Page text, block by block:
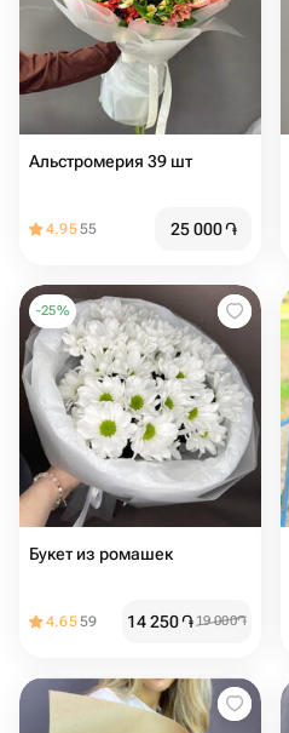
Альстромерия 39 шт
4.9555 25 000֏
-25%
Букет из ромашек
4.6559 14 250֏19 000֏